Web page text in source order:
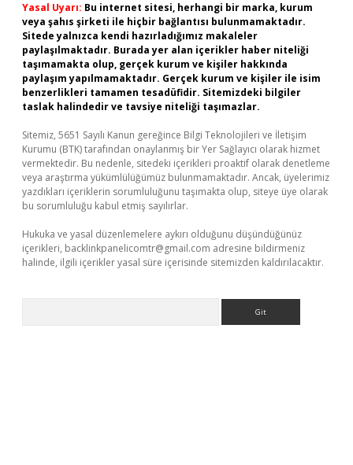
Yasal Uyarı: Bu internet sitesi, herhangi bir marka, kurum
veya şahıs şirketi ile hiçbir bağlantısı bulunmamaktadır.
Sitede yalnızca kendi hazırladığımız makaleler
paylaşılmaktadır. Burada yer alan içerikler haber niteliği
taşımamakta olup, gerçek kurum ve kişiler hakkında
paylaşım yapılmamaktadır. Gerçek kurum ve kişiler ile isim
benzerlikleri tamamen tesadüfidir. Sitemizdeki bilgiler
taslak halindedir ve tavsiye niteliği taşımazlar.
Sitemiz, 5651 Sayılı Kanun gereğince Bilgi Teknolojileri ve İletişim
Kurumu (BTK) tarafından onaylanmış bir Yer Sağlayıcı olarak hizmet
vermektedir. Bu nedenle, sitedeki içerikleri proaktif olarak denetleme
veya araştırma yükümlülüğümüz bulunmamaktadır. Ancak, üyelerimiz
yazdıkları içeriklerin sorumluluğunu taşımakta olup, siteye üye olarak
bu sorumluluğu kabul etmiş sayılırlar.
Hukuka ve yasal düzenlemelere aykırı olduğunu düşündüğünüz
içerikleri, backlinkpanelicomtr@gmail.com adresine bildirmeniz
halinde, ilgili içerikler yasal süre içerisinde sitemizden kaldırılacaktır.